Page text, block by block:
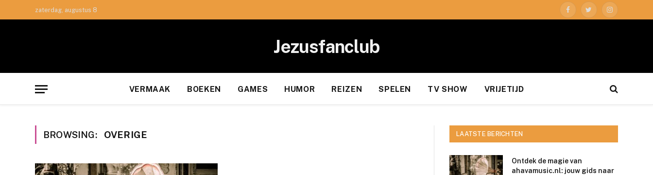
zaterdag, augustus 8
FacebookTwitterInstagram
Jezusfanclub
VERMAAK BOEKEN GAMES HUMOR REIZEN SPELEN TV SHOW VRIJETIJD
BROWSING: OVERIGE LAATSTE BERICHTEN
Ontdek de magie van
ahavamusic.nl: jouw gids naar